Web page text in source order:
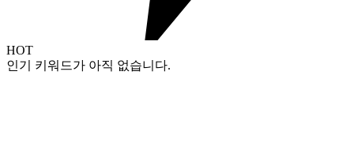
HOT
인기 키워드가 아직 없습니다.